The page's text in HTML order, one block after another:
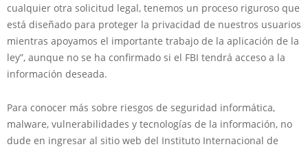
cualquier otra solicitud legal, tenemos un proceso riguroso que
está diseñado para proteger la privacidad de nuestros usuarios
mientras apoyamos el importante trabajo de la aplicación de la
ley”, aunque no se ha confirmado si el FBI tendrá acceso a la
información deseada.
Para conocer más sobre riesgos de seguridad informática,
malware, vulnerabilidades y tecnologías de la información, no
dude en ingresar al sitio web del Instituto Internacional de